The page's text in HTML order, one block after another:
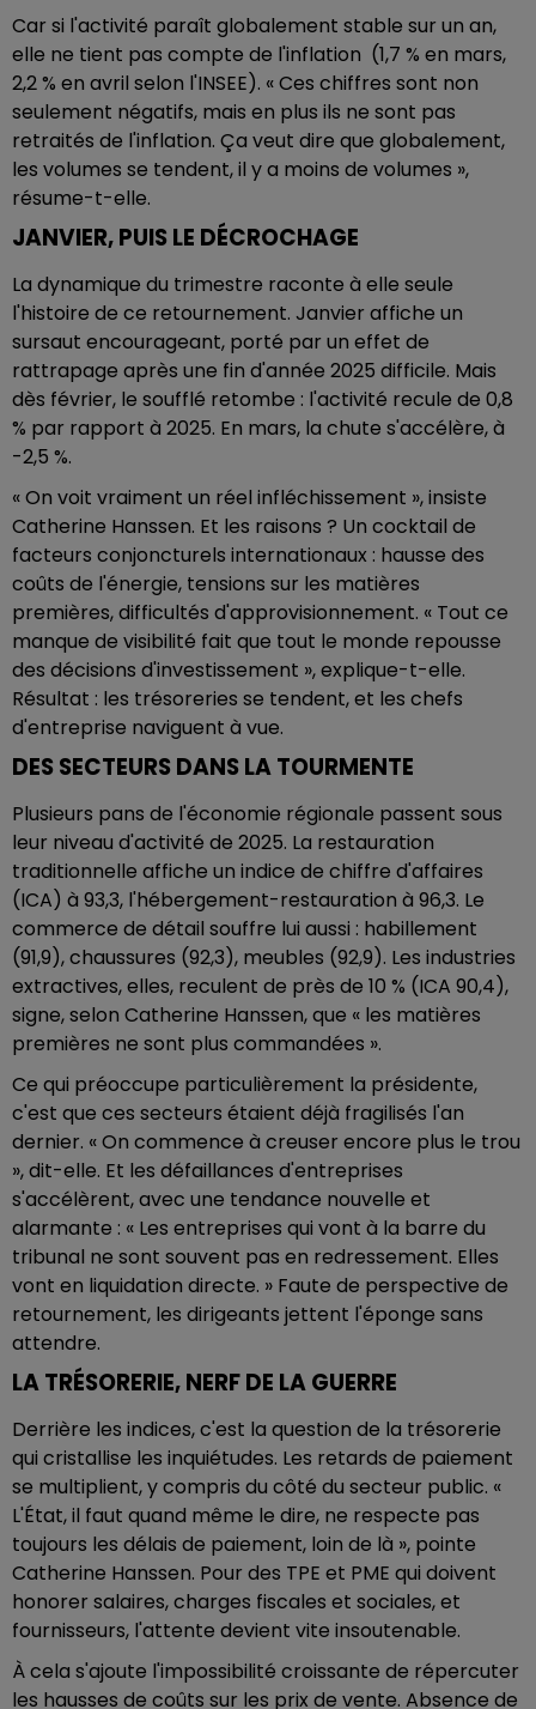
Car si l'activité paraît globalement stable sur un an,
elle ne tient pas compte de l'inflation (1,7 % en mars,
2,2 % en avril selon l'INSEE). « Ces chiffres sont non
seulement négatifs, mais en plus ils ne sont pas
retraités de l'inflation. Ça veut dire que globalement,
les volumes se tendent, il y a moins de volumes »,
résume-t-elle.
JANVIER, PUIS LE DÉCROCHAGE
La dynamique du trimestre raconte à elle seule
l'histoire de ce retournement. Janvier affiche un
sursaut encourageant, porté par un effet de
rattrapage après une fin d'année 2025 difficile. Mais
dès février, le soufflé retombe : l'activité recule de 0,8
% par rapport à 2025. En mars, la chute s'accélère, à
-2,5 %.
« On voit vraiment un réel infléchissement », insiste
Catherine Hanssen. Et les raisons ? Un cocktail de
facteurs conjoncturels internationaux : hausse des
coûts de l'énergie, tensions sur les matières
premières, difficultés d'approvisionnement. « Tout ce
manque de visibilité fait que tout le monde repousse
des décisions d'investissement », explique-t-elle.
Résultat : les trésoreries se tendent, et les chefs
d'entreprise naviguent à vue.
DES SECTEURS DANS LA TOURMENTE
Plusieurs pans de l'économie régionale passent sous
leur niveau d'activité de 2025. La restauration
traditionnelle affiche un indice de chiffre d'affaires
(ICA) à 93,3, l'hébergement-restauration à 96,3. Le
commerce de détail souffre lui aussi : habillement
(91,9), chaussures (92,3), meubles (92,9). Les industries
extractives, elles, reculent de près de 10 % (ICA 90,4),
signe, selon Catherine Hanssen, que « les matières
premières ne sont plus commandées ».
Ce qui préoccupe particulièrement la présidente,
c'est que ces secteurs étaient déjà fragilisés l'an
dernier. « On commence à creuser encore plus le trou
», dit-elle. Et les défaillances d'entreprises
s'accélèrent, avec une tendance nouvelle et
alarmante : « Les entreprises qui vont à la barre du
tribunal ne sont souvent pas en redressement. Elles
vont en liquidation directe. » Faute de perspective de
retournement, les dirigeants jettent l'éponge sans
attendre.
LA TRÉSORERIE, NERF DE LA GUERRE
Derrière les indices, c'est la question de la trésorerie
qui cristallise les inquiétudes. Les retards de paiement
se multiplient, y compris du côté du secteur public. «
L'État, il faut quand même le dire, ne respecte pas
toujours les délais de paiement, loin de là », pointe
Catherine Hanssen. Pour des TPE et PME qui doivent
honorer salaires, charges fiscales et sociales, et
fournisseurs, l'attente devient vite insoutenable.
À cela s'ajoute l'impossibilité croissante de répercuter
les hausses de coûts sur les prix de vente. Absence de